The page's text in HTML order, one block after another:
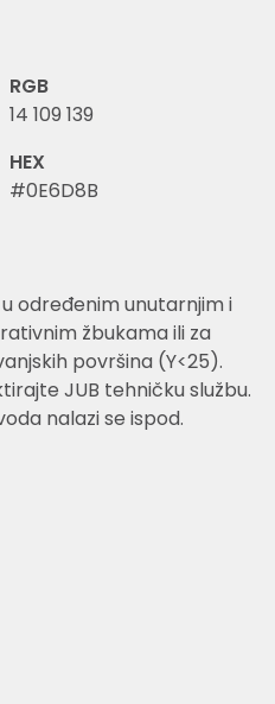
RGB
14 109 139
HEX
#0E6D8B
određenim unutarnjim i
žbukama ili za
površina (Y<25).
JUB tehničku službu.
nalazi se ispod.